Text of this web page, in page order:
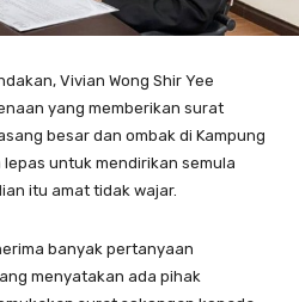
Vivian Wong Shir Yee
yang memberikan surat
besar dan ombak di Kampung
untuk mendirikan semula
itu amat tidak wajar.
banyak pertanyaan
menyatakan ada pihak